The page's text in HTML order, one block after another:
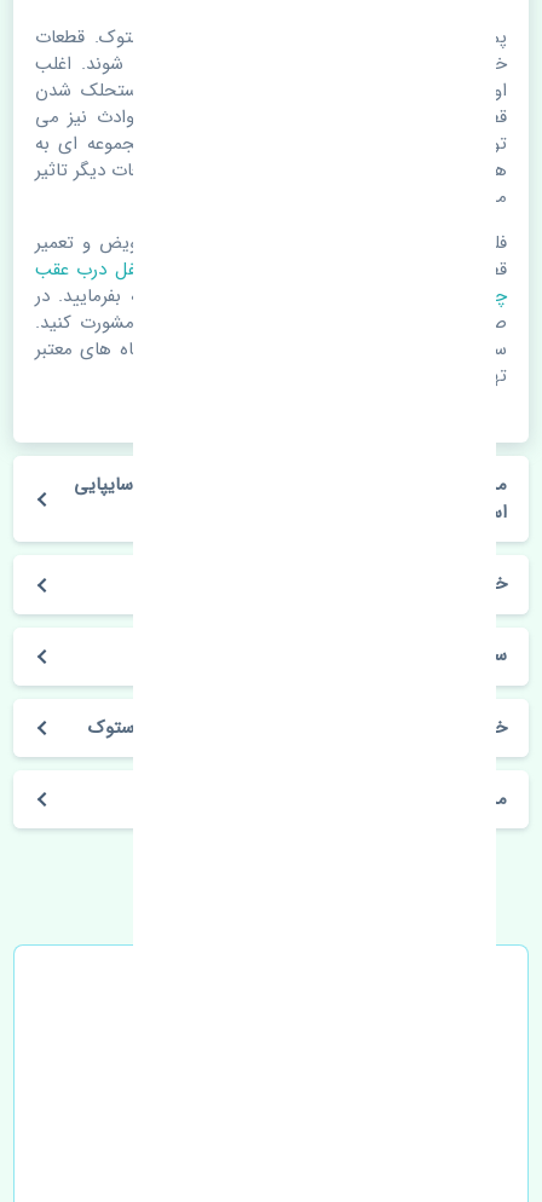
پمپ قفل درب عقب چپ کیا سراتو سایپایی استوک. قطعات
خودرو با گذر زمان و طی مسافت مستحلک می شوند. اغلب
اوقات علت اصلی خرابی لوازم یدکی اتومبیل مستحلک شدن
قطعات می باشد. ولی دلایلی مثل تصادفات و حوادث نیز می
تواند عامل تعویض قطعات یدکی باشد. خودرو مجموعه ای به
هم پیوسته می باشد که هر قطعه روی قطعه یا قطعات دیگر تاثیر
مستقیم دارد.
فلذا در صورت خرابی در اسرع زمان نسبت به تعویض و تعمیر
قطعات یدکی اقدام فرمایید. در زمان
خرید پمپ قفل درب عقب
چپ
به اصلی بودن و کیفیت قطعات بسیار توجه بفرمایید. در
صورت نیاز با مکانیک و کارشناسان در این زمینه مشورت کنید.
سعی خود را بفرمایید تا قطعات یدکی را از فروشگاه های معتبر
تهیه بفرمایید.
مشخصات فنی پمپ قفل درب عقب چپ کیا سراتو سایپایی
استوک
خودروسازی کیا
سراتو سایپایی
خرید پمپ قفل درب عقب چپ کیا سراتو سایپایی استوک
مشخصات فنی اتومبیل